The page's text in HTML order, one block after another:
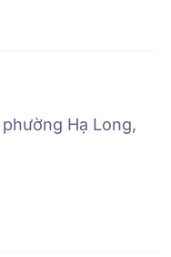
Hạ Long,